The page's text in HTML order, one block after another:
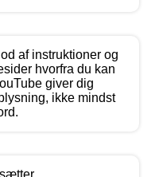
af instruktioner og
hvorfra du kan
giver dig
ikke mindst